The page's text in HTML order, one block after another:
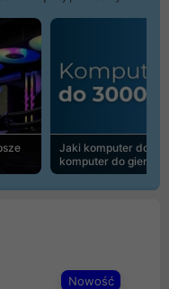
Jaki komputer do
komputer do gier |
Nowość